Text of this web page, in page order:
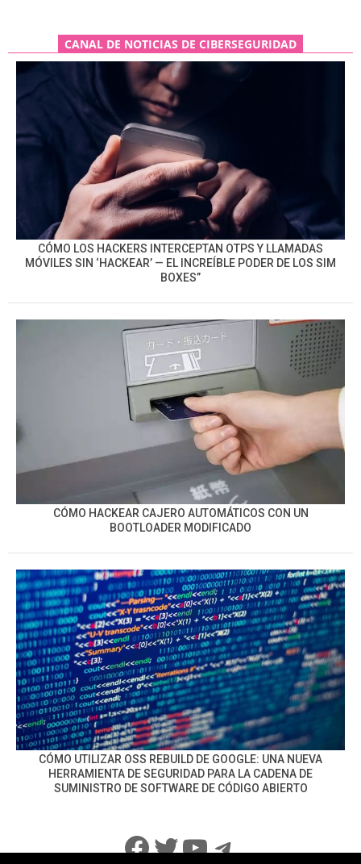
CANAL DE NOTICIAS DE CIBERSEGURIDAD
CÓMO LOS HACKERS INTERCEPTAN OTPS Y LLAMADAS
MÓVILES SIN ‘HACKEAR’ — EL INCREÍBLE PODER DE LOS SIM
BOXES”
CÓMO HACKEAR CAJERO AUTOMÁTICOS CON UN
BOOTLOADER MODIFICADO
CÓMO UTILIZAR OSS REBUILD DE GOOGLE: UNA NUEVA
HERRAMIENTA DE SEGURIDAD PARA LA CADENA DE
SUMINISTRO DE SOFTWARE DE CÓDIGO ABIERTO
Facebook
Twitter
YouTube
Telegram